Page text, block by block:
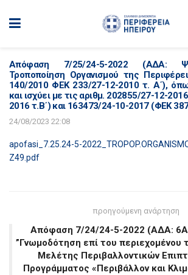
Απόφαση 7/25/24-5-2022 (ΑΔΑ:
Τροποποίηση Οργανισμού της
140/2010 ΦΕΚ 233/27-12-2010 τ. Α΄),
και ισχύει με τις αριθμ. 202855/27-12-
2016 τ.Β΄) και 163473/24-10-2017 (ΦΕΚ
24/08/2023 22:08
apofasi_7.25.24-5-
Ζ49.pdf
προηγούμενη ανάρτηση
Απόφαση 7/24/24-5-2022 (ΑΔΑ:
”Γνωμοδότηση επί του περιεχομένου
Μελέτης Περιβαλλοντικών
Προγράμματος «Περιβάλλον και